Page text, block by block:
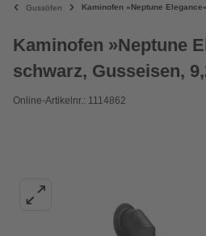
Gussöfen Kaminofen »Neptune
Kaminofen »Neptune
schwarz, Gusseisen,
Online-Artikelnr.: 1114862